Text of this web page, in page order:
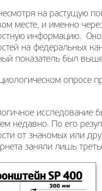
на растущую
месте, и именно
информацию.
на федеральных
показатель был
опросе
исследование
недавно. По его
от знакомых или
заняли лишь
SP 400